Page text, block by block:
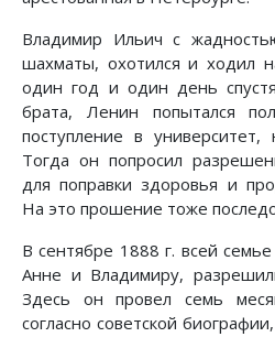
Владимир Ильич с
шахматы, охотился и ходил
один год и один день
брата, Ленин попытался
поступление в
Тогда он попросил
для поправки здоровья и
На это прошение тоже
В сентябре 1888 г. всей
Анне и Владимиру,
Здесь он провел семь
согласно советской